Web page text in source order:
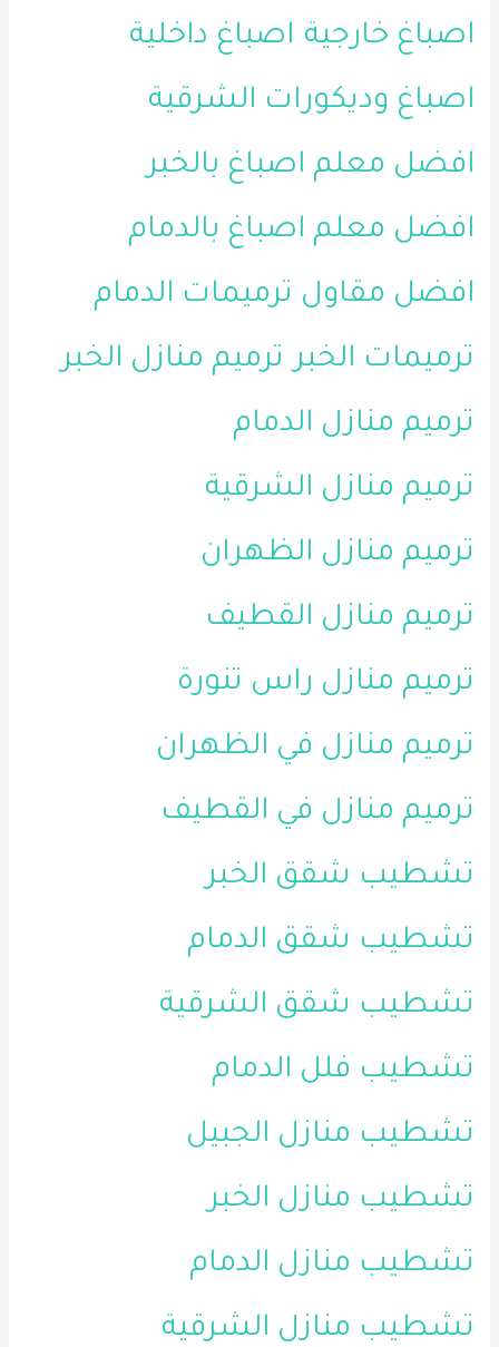
اصباغ خارجية اصباغ داخلية
اصباغ وديكورات الشرقية
افضل معلم اصباغ بالخبر
افضل معلم اصباغ بالدمام
افضل مقاول ترميمات الدمام
ترميمات الخبر ترميم منازل الخبر
ترميم منازل الدمام
ترميم منازل الشرقية
ترميم منازل الظهران
ترميم منازل القطيف
ترميم منازل راس تنورة
ترميم منازل في الظهران
ترميم منازل في القطيف
تشطيب شقق الخبر
تشطيب شقق الدمام
تشطيب شقق الشرقية
تشطيب فلل الدمام
تشطيب منازل الجبيل
تشطيب منازل الخبر
تشطيب منازل الدمام
تشطيب منازل الشرقية